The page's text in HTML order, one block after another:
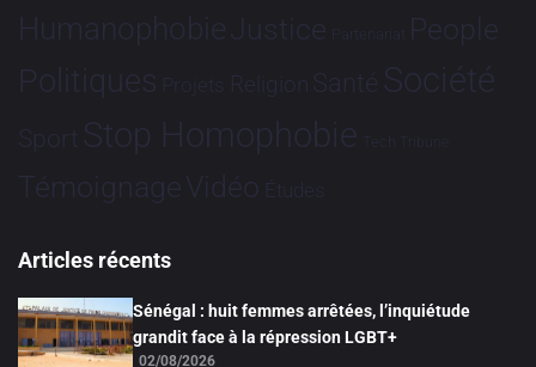
HumanophobieJustice Partenariat People
Politiques Projets Religion Santé Société
Sport Stop Homophobie Tech Tribune
TémoignageVidéo Études
Articles récents
Sénégal : huit femmes arrêtées, l’inquiétude
grandit face à la répression LGBT+
02/08/2026